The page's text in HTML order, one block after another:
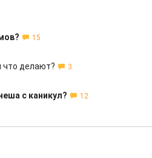
15
что делают? 3
с каникул? 12